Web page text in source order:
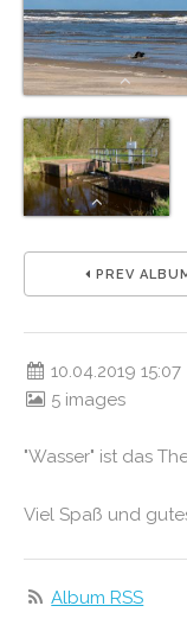
PREV
10.04.2019 15:07
5 images
"Wasser" ist das
Viel Spaß und
Album RSS